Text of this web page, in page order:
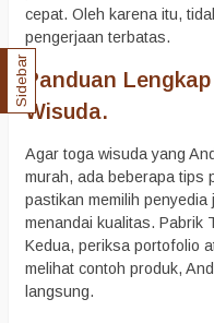
cepat. Oleh karena itu,
pengerjaan terbatas.
Panduan
Wisuda.
Agar toga wisuda yang
murah, ada beberapa tips
pastikan memilih
menandai kualitas. Pabrik
Kedua, periksa portofolio
melihat contoh produk,
langsung.
Sidebar